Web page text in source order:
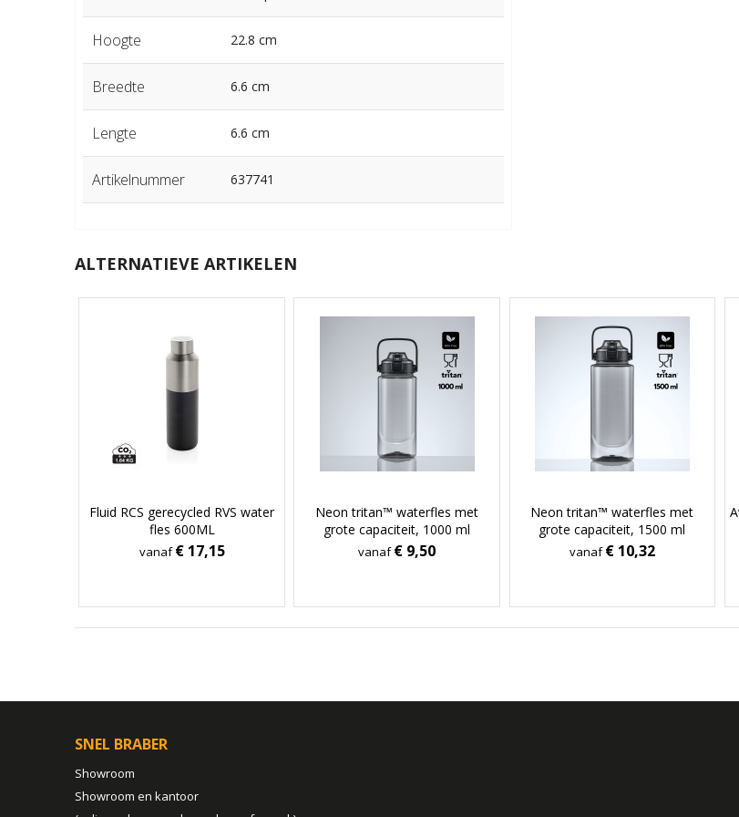
Hoogte 22.8 cm
Breedte 6.6 cm
Lengte 6.6 cm
Artikelnummer 637741
ALTERNATIEVE ARTIKELEN
Fluid RCS gerecycled RVS water
fles 600ML
vanaf€ 17,15
Neon tritan™ waterfles met
grote capaciteit, 1000 ml
vanaf€ 9,50
Neon tritan™ waterfles met
grote capaciteit, 1500 ml
vanaf€ 10,32
SNEL BRABER
Showroom
Showroom en kantoor